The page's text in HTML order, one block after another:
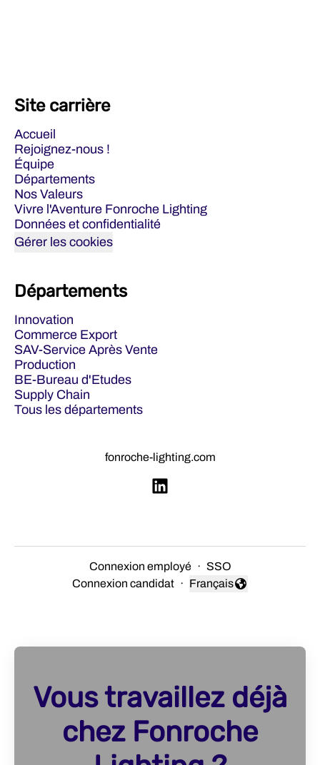
Site carrière
Accueil
Rejoignez-nous !
Équipe
Départements
Nos Valeurs
Vivre l'Aventure Fonroche Lighting
Données et confidentialité
Gérer les cookies
Départements
Innovation
Commerce Export
SAV-Service Après Vente
Production
BE-Bureau d'Etudes
Supply Chain
Tous les départements
fonroche-lighting.com
Connexion employé · SSO
Connexion candidat ·
Changer la langue
Français
Vous travaillez déjà
chez Fonroche